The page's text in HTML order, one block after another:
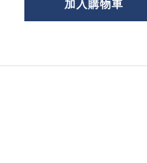
加入購物車